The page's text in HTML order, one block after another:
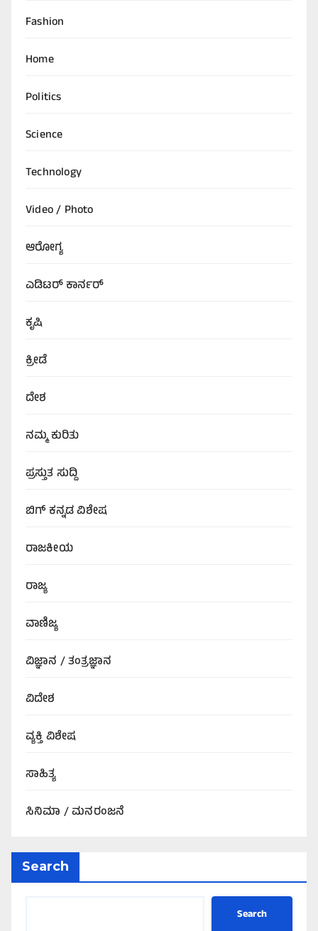
Fashion
Home
Politics
Science
Technology
Video / Photo
ಆರೋಗ್ಯ
ಎಡಿಟರ್‌ ಕಾರ್ನರ್
ಕೃಷಿ
ಕ್ರೀಡೆ
ದೇಶ
ನಮ್ಮ ಕುರಿತು
ಪ್ರಸ್ತುತ ಸುದ್ದಿ
ಬಿಗ್‌ ಕನ್ನಡ ವಿಶೇಷ
ರಾಜಕೀಯ
ರಾಜ್ಯ
ವಾಣಿಜ್ಯ
ವಿಜ್ಞಾನ / ತಂತ್ರಜ್ಞಾನ
ವಿದೇಶ
ವ್ಯಕ್ತಿ ವಿಶೇಷ
ಸಾಹಿತ್ಯ
ಸಿನಿಮಾ / ಮನರಂಜನೆ
Search
Search